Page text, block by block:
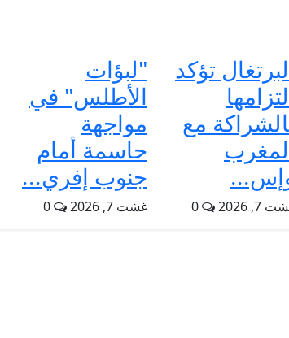
تؤكد
مع
7, 2026
"لبؤات
الأطلس" في
مواجهة
حاسمة أمام
جنوب إفري...
غشت 7, 2026